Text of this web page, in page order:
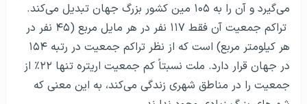
می‌گیرد و آن را به ۱۰۵ مین کشور بزرگ جهان تبدیل می‌کند.
تراکم جمعیت آن فقط ۱۱۷ نفر در هر مایل مربع (۴۵ نفر در
هر کیلومتر مربع) است که از نظر تراکم جمعیت در رتبه ۱۵۴
در جهان قرار دارد. ملت نسبتاً کم جمعیت اریتره تنها ۲۲٪ از
جمعیت را در مناطق شهری زندگی می‌کند، به این معنی که